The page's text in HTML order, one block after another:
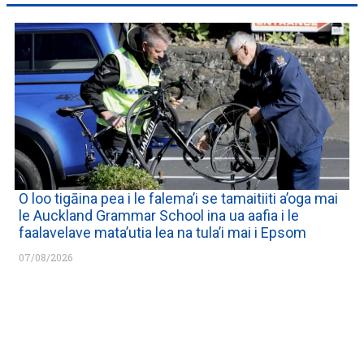
O loo tigāina pea i le falema’i se tamaitiiti a’oga mai
le Auckland Grammar School ina ua aafia i le
faalavelave mata’utia lea na tula’i mai i Epsom
07/08/2026